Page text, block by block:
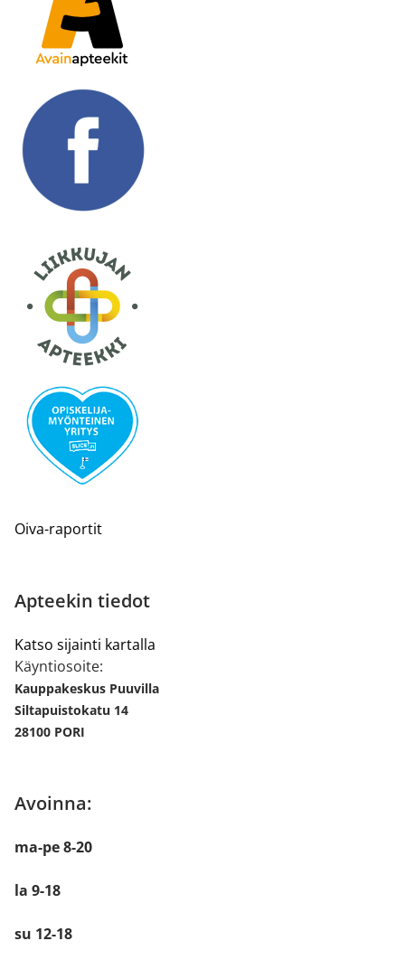
Oiva-raportit
Apteekin tiedot
Katso sijainti kartalla
Käyntiosoite:
Kauppakeskus Puuvilla
Siltapuistokatu 14
28100 PORI
Avoinna:
ma-pe 8-20
la 9-18
su 12-18